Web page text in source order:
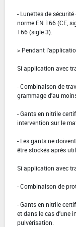
- Lunettes de
norme EN 166 (CE,
166 (sigle 3).
> Pendant
Si application avec
- Combinaison de
grammage d'au
- Gants en nitrile
intervention sur le
- Les gants ne
être stockés après
Si application avec
- Combinaison de
- Gants en nitrile
et dans le cas d'une
pulvérisation.